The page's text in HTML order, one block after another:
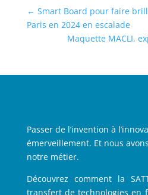
← Smart Board pour faire
Paris en 2024 en escalade
Maquette MACLI,
Passer de l’invention à
émerveillement. Et nous
notre métier.
Découvrez comment la
transfert de technologies en